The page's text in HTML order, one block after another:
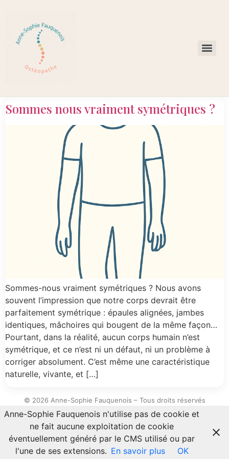
Sommes nous vraiment symétriques ?
Sommes-nous vraiment symétriques ? Nous avons
souvent l’impression que notre corps devrait être
parfaitement symétrique : épaules alignées, jambes
identiques, mâchoires qui bougent de la même façon…
Pourtant, dans la réalité, aucun corps humain n’est
symétrique, et ce n’est ni un défaut, ni un problème à
corriger absolument. C’est même une caractéristique
naturelle, vivante, et […]
© 2026 Anne-Sophie Fauquenois – Tous droits réservés
Anne-Sophie Fauquenois n'utilise pas de cookie et
ne fait aucune exploitation de cookie
éventuellement généré par le CMS utilisé ou par
l'une de ses extensions. En savoir plus OK